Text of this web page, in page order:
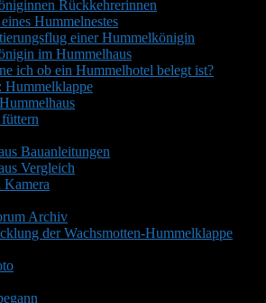
Rückkehrerinnen
Hummelnestes
einer Hummelkönigin
im Hummelhaus
ich ob ein Hummelhotel belegt ist?
Hummelklappe
Bauanleitungen
Vergleich
Kamera
Archiv
der Wachsmotten-Hummelklappe